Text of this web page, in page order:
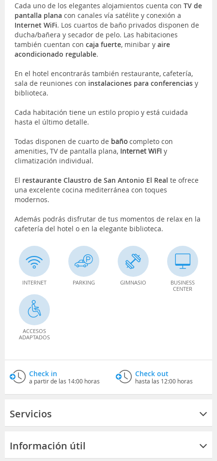
Cada uno de los elegantes alojamientos cuenta con TV de
pantalla plana con canales vía satélite y conexión a
Internet WiFi. Los cuartos de baño privados disponen de
ducha/bañera y secador de pelo. Las habitaciones
también cuentan con caja fuerte, minibar y aire
acondicionado regulable.
En el hotel encontrarás también restaurante, cafetería,
sala de reuniones con instalaciones para conferencias y
biblioteca.
Cada habitación tiene un estilo propio y está cuidada
hasta el último detalle.
Todas disponen de cuarto de bañocompleto con
amenities, TV de pantalla plana, Internet WiFI y
climatización individual.
El restaurante Claustro de San Antonio El Real te ofrece
una excelente cocina mediterránea con toques
modernos.
Además podrás disfrutar de tus momentos de relax en la
cafetería del hotel o en la elegante biblioteca.
INTERNET PARKING GIMNASIO
BUSINESS
CENTER
ACCESOS
ADAPTADOS
Check in
a partir de las 14:00 horas
Check out
hasta las 12:00 horas
Servicios
Información útil